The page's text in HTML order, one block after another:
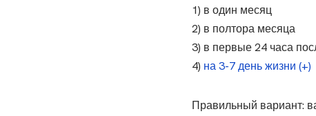
1) в один месяц
2) в полтора месяца
3) в первые 24 часа
4) на 3-7 день жизни (+)
Правильный вариант: